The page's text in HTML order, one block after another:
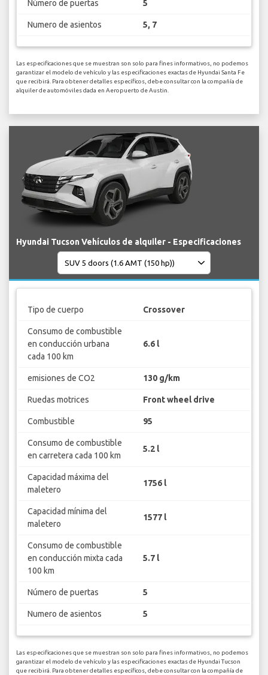
Número de puertas 5
Numero de asientos 5, 7
Las especificaciones que se muestran son solo para fines informativos, no podemos
garantizar el modelo de vehículo y las especificaciones exactas de Hyundai Santa Fe
que recibirá. Para obtener detalles específicos, debe consultar con la compañía de
alquiler de automóviles dada en Aeropuerto de Austin.
Hyundai Tucson Vehículos de alquiler - Especificaciones
Tipo de cuerpo Crossover
Consumo de combustible
en conducción urbana
cada 100 km
6.6 l
emisiones de CO2 130 g/km
Ruedas motrices Front wheel drive
Combustible 95
Consumo de combustible
en carretera cada 100 km
5.2 l
Capacidad máxima del
maletero
1756 l
Capacidad mínima del
maletero
1577 l
Consumo de combustible
en conducción mixta cada
100 km
5.7 l
Número de puertas 5
Numero de asientos 5
Las especificaciones que se muestran son solo para fines informativos, no podemos
garantizar el modelo de vehículo y las especificaciones exactas de Hyundai Tucson
que recibirá. Para obtener detalles específicos, debe consultar con la compañía de